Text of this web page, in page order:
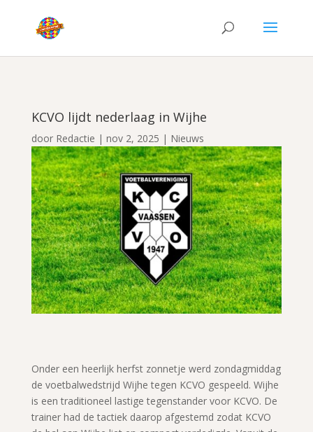
KCVO lijdt nederlaag in Wijhe
door Redactie | nov 2, 2025 | Nieuws
Onder een heerlijk herfst zonnetje werd zondagmiddag
de voetbalwedstrijd Wijhe tegen KCVO gespeeld. Wijhe
is een traditioneel lastige tegenstander voor KCVO. De
trainer had de tactiek daarop afgestemd zodat KCVO